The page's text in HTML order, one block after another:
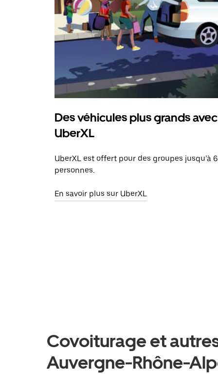
Des véhicules plus grands avec
UberXL
UberXL est offert pour des groupes jusqu’à 6
personnes.
En savoir plus sur UberXL
Covoiturage et
Auvergne-Rhône-